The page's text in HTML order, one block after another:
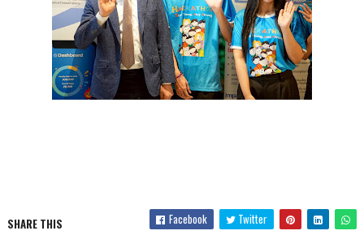
SHARE THIS Facebook Twitter